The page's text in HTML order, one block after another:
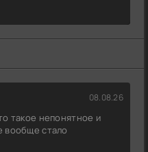
08.08.26
такое непонятное и
вообще стало